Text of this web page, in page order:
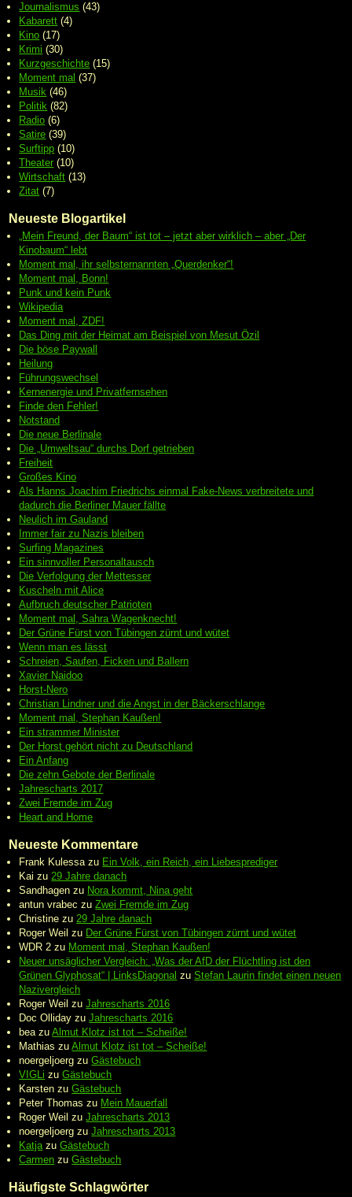
Journalismus (43)
Kabarett (4)
Kino (17)
Krimi (30)
Kurzgeschichte (15)
Moment mal (37)
Musik (46)
Politik (82)
Radio (6)
Satire (39)
Surftipp (10)
Theater (10)
Wirtschaft (13)
Zitat (7)
Neueste Blogartikel
„Mein Freund, der Baum“ ist tot – jetzt aber wirklich – aber „Der
Kinobaum“ lebt
Moment mal, ihr selbsternannten „Querdenker“!
Moment mal, Bonn!
Punk und kein Punk
Wikipedia
Moment mal, ZDF!
Das Ding mit der Heimat am Beispiel von Mesut Özil
Die böse Paywall
Heilung
Führungswechsel
Kernenergie und Privatfernsehen
Finde den Fehler!
Notstand
Die neue Berlinale
Die „Umweltsau“ durchs Dorf getrieben
Freiheit
Großes Kino
Als Hanns Joachim Friedrichs einmal Fake-News verbreitete und
dadurch die Berliner Mauer fällte
Neulich im Gauland
Immer fair zu Nazis bleiben
Surfing Magazines
Ein sinnvoller Personaltausch
Die Verfolgung der Mettesser
Kuscheln mit Alice
Aufbruch deutscher Patrioten
Moment mal, Sahra Wagenknecht!
Der Grüne Fürst von Tübingen zürnt und wütet
Wenn man es lässt
Schreien, Saufen, Ficken und Ballern
Xavier Naidoo
Horst-Nero
Christian Lindner und die Angst in der Bäckerschlange
Moment mal, Stephan Kaußen!
Ein strammer Minister
Der Horst gehört nicht zu Deutschland
Ein Anfang
Die zehn Gebote der Berlinale
Jahrescharts 2017
Zwei Fremde im Zug
Heart and Home
Neueste Kommentare
Frank Kulessa zu Ein Volk, ein Reich, ein Liebesprediger
Kai zu 29 Jahre danach
Sandhagen zu Nora kommt, Nina geht
antun vrabec zuZwei Fremde im Zug
Christine zu 29 Jahre danach
Roger Weil zu Der Grüne Fürst von Tübingen zürnt und wütet
WDR 2 zu Moment mal, Stephan Kaußen!
Neuer unsäglicher Vergleich: „Was der AfD der Flüchtling ist den
Grünen Glyphosat“ | LinksDiagonal zuStefan Laurin findet einen neuen
Nazivergleich
Roger Weil zuJahrescharts 2016
Doc Olliday zuJahrescharts 2016
bea zuAlmut Klotz ist tot – Scheiße!
Mathias zuAlmut Klotz ist tot – Scheiße!
noergeljoerg zuGästebuch
VIGLi zuGästebuch
Karsten zuGästebuch
Peter Thomas zu Mein Mauerfall
Roger Weil zuJahrescharts 2013
noergeljoerg zuJahrescharts 2013
Katja zuGästebuch
Carmen zuGästebuch
Häufigste Schlagwörter